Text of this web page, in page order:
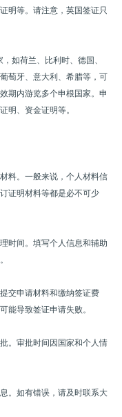
明等。请注意，英国签证只
如荷兰、比利时、德国、
萄牙、意大利、希腊等，可
期内游览多个申根国家。申
明、资金证明等。
料。一般来说，个人材料信
证明材料等都是必不可少
时间。填写个人信息和辅助
交申请材料和缴纳签证费
能导致签证申请失败。
。审批时间因国家和个人情
。如有错误，请及时联系大